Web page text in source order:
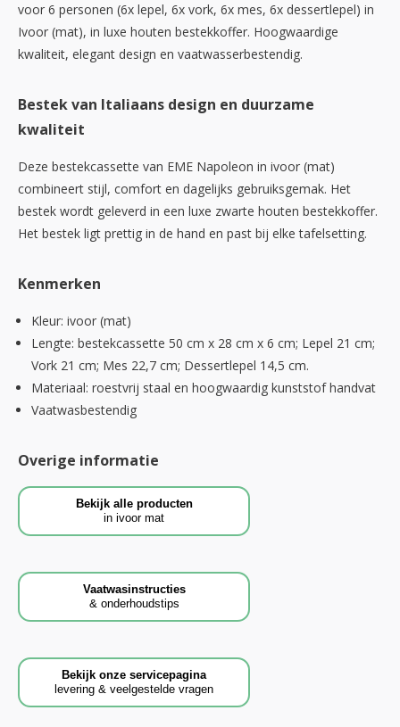
voor 6 personen (6x lepel, 6x vork, 6x mes, 6x dessertlepel) in
Ivoor (mat), in luxe houten bestekkoffer. Hoogwaardige
kwaliteit, elegant design en vaatwasserbestendig.
Bestek van Italiaans design en duurzame
kwaliteit
Deze bestekcassette van EME Napoleon in ivoor (mat)
combineert stijl, comfort en dagelijks gebruiksgemak. Het
bestek wordt geleverd in een luxe zwarte houten bestekkoffer.
Het bestek ligt prettig in de hand en past bij elke tafelsetting.
Kenmerken
Kleur: ivoor (mat)
Lengte: bestekcassette 50 cm x 28 cm x 6 cm; Lepel 21 cm;
Vork 21 cm; Mes 22,7 cm; Dessertlepel 14,5 cm.
Materiaal: roestvrij staal en hoogwaardig kunststof handvat
Vaatwasbestendig
Overige informatie
Bekijk alle producten
in ivoor mat
Vaatwasinstructies
& onderhoudstips
Bekijk onze servicepagina
levering & veelgestelde vragen